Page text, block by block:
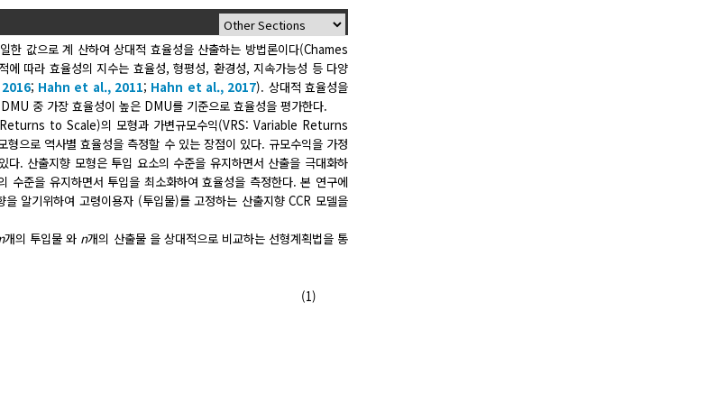
한 값으로 계 산하여 상대적 효율성을 산출하는 방법론이다(Chames
따라 효율성의 지수는 효율성, 형평성, 환경성, 지속가능성 등 다양
; Hahn et al., 2011; Hahn et al., 2017). 상대적 효율성을
중 가장 효율성이 높은 DMU를 기준으로 효율성을 평가한다.
to Scale)의 모형과 가변규모수익(VRS: Variable Returns
으로 역사별 효율성을 측정할 수 있는 장점이 있다. 규모수익을 가정
. 산출지향 모형은 투입 요소의 수준을 유지하면서 산출을 극대화하
수준을 유지하면서 투입을 최소화하여 효율성을 측정한다. 본 연구에
알기위하여 고령이용자 (투입물)를 고정하는 산출지향 CCR 모델을
개의 투입물와 n개의 산출물 을 상대적으로 비교하는 선형계획법을 통
(1)